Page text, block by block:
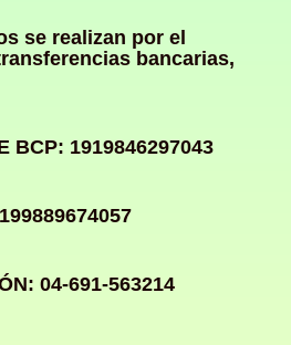
se realizan por el
bancarias,
BCP: 1919846297043
04-691-563214